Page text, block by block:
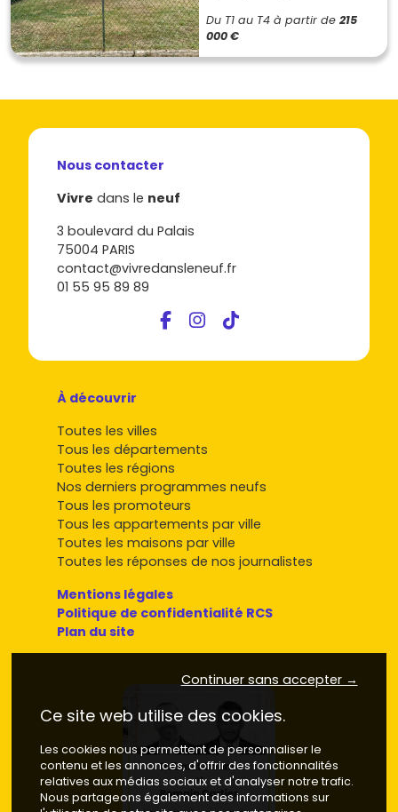
Du T1 au T4 à partir de 215
000 €
Nous contacter
Vivre dans le neuf
3 boulevard du Palais
75004 PARIS
contact@vivredansleneuf.fr
01 55 95 89 89
À découvrir
Toutes les villes
Tous les départements
Toutes les régions
Nos derniers programmes neufs
Tous les promoteurs
Tous les appartements par ville
Toutes les maisons par ville
Toutes les réponses de nos journalistes
Mentions légales
Politique de confidentialité RCS
Plan du site
Continuer sans accepter →
Ce site web utilise des cookies.
Les cookies nous permettent de personnaliser le
contenu et les annonces, d'offrir des fonctionnalités
relatives aux médias sociaux et d'analyser notre trafic.
Nous partageons également des informations sur